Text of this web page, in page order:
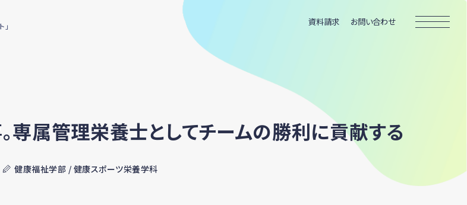
資料請求 お問い合わせ
専属管理栄養士としてチームの勝利に貢献する
健康福祉学部 / 健康スポーツ栄養学科